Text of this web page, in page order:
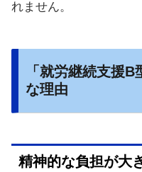
れません。
「就労継続支援
な理由
精神的な負担が大